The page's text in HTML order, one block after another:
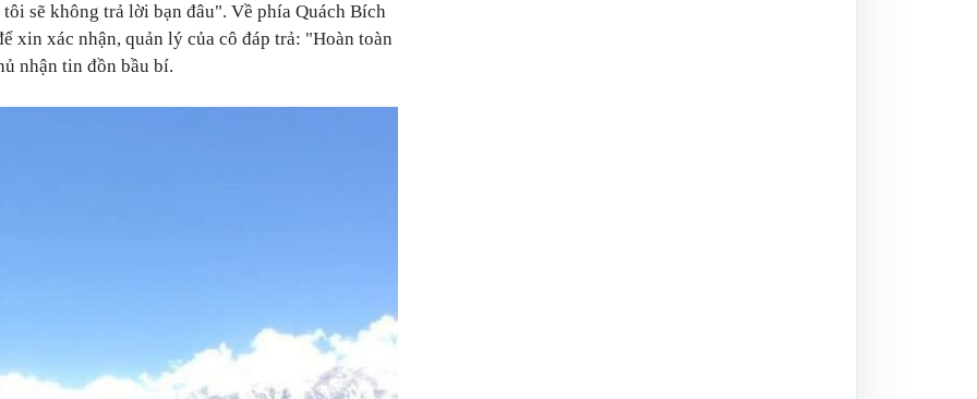
sẽ không trả lời bạn đâu". Về phía Quách Bích
xin xác nhận, quản lý của cô đáp trả: "Hoàn toàn
nhận tin đồn bầu bí.